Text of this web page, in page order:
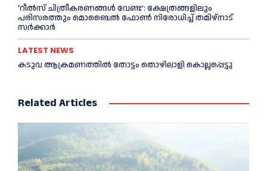
‘റീല്‍സ് ചിത്രീകരണങ്ങള്‍ വേണ്ട’: ക്ഷേത്രങ്ങളിലും
പരിസരത്തും മൊബൈല്‍ ഫോണ്‍ നിരോധിച്ച്‌ തമിഴ്നാട്
സര്‍ക്കാര്‍
LATEST NEWS
കടുവ ആക്രമണത്തില്‍ തോട്ടം തൊഴിലാളി കൊല്ലപ്പെട്ടു
Related Articles